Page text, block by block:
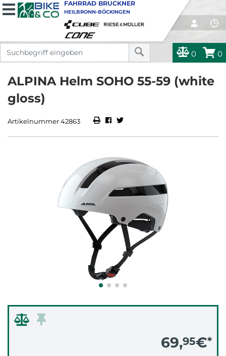
0 0
FAHRRAD BRUCKNER
HEILBRONN-BÖCKINGEN
ALPINA Helm SOHO 55-59 (white
gloss)
Artikelnummer 42863
69,95€*